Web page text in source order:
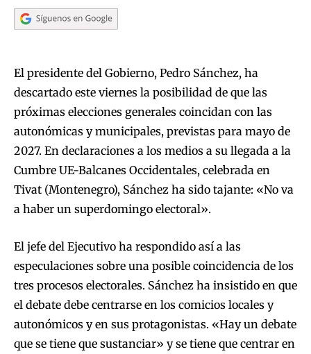
El presidente del Gobierno, Pedro Sánchez, ha
descartado este viernes la posibilidad de que las
próximas elecciones generales coincidan con las
autonómicas y municipales, previstas para mayo de
2027. En declaraciones a los medios a su llegada a la
Cumbre UE-Balcanes Occidentales, celebrada en
Tivat (Montenegro), Sánchez ha sido tajante: «No va
a haber un superdomingo electoral».
El jefe del Ejecutivo ha respondido así a las
especulaciones sobre una posible coincidencia de los
tres procesos electorales. Sánchez ha insistido en que
el debate debe centrarse en los comicios locales y
autonómicos y en sus protagonistas. «Hay un debate
que se tiene que sustanciar» y se tiene que centrar en